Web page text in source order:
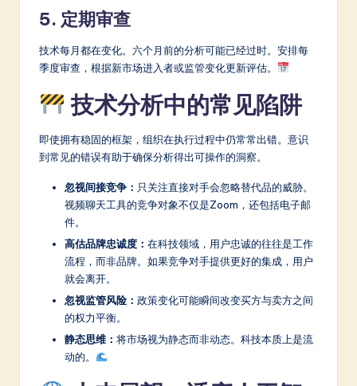
5. 定期审查
技术每月都在变化。六个月前的分析可能已经过时。安排每
季度审查，根据新市场进入者或监管变化更新评估。
技术分析中的常见陷阱
即使拥有稳固的框架，组织在执行过程中仍常常出错。意识
到常见的错误有助于确保分析得出可操作的洞察。
忽视间接竞争： 只关注直接对手会忽略替代品的威胁。
视频聊天工具的竞争对象不仅是Zoom，还包括电子邮
件。
高估品牌忠诚度： 在科技领域，用户忠诚的往往是工作
流程，而非品牌。如果竞争对手提供更好的集成，用户
就会离开。
忽视监管风险： 政策变化可能瞬间改变买方与卖方之间
的权力平衡。
静态思维： 将市场视为静态而非动态。科技本质上是流
动的。